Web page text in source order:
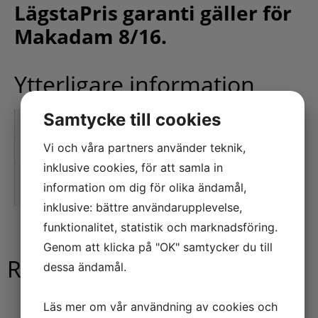
LägstaPris garanti gäller för
Makadam 8/16.
Ytterligare information
Vikt 1000 kg
Dimensioner 110 × 70 × 110 cm
Leverans inom 10 arbetsdagar, Leverans
inom 4 arbetsdagar
Relaterade produkter
Samtycke till cookies
Vi och våra partners använder teknik,
inklusive cookies, för att samla in
information om dig för olika ändamål,
inklusive: bättre användarupplevelse,
funktionalitet, statistik och marknadsföring.
Genom att klicka på "OK" samtycker du till
dessa ändamål.
Läs mer om vår användning av cookies och